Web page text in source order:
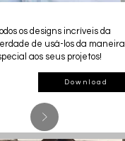
os designs incríveis da
de usá-los da maneira
aos seus projetos!
Download